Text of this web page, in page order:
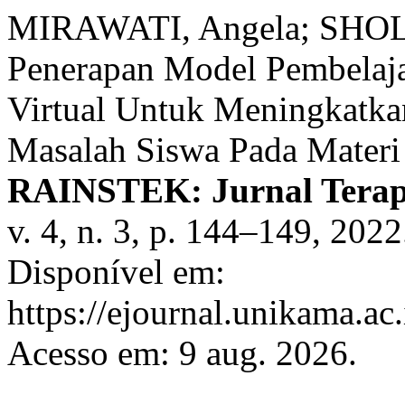
MIRAWATI, Angela;
Penerapan Model
Virtual Untuk
Masalah Siswa Pada
RAINSTEK: Jurnal
v. 4, n. 3, p. 144–149,
Disponível em:
https://
Acesso em: 9 aug. 2026.